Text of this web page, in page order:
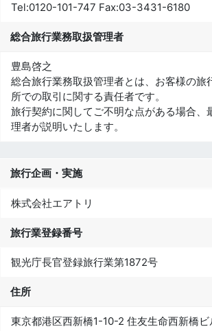
Tel:0120-101-747 Fax:03-3431-6180
総合旅行業務取扱管理者
豊島啓之
総合旅行業務取扱管理者とは、お客様の旅
所での取引に関する責任者です。
旅行契約に関してご不明な点がある場合、
理者が説明いたします。
旅行企画・実施
株式会社エアトリ
旅行業登録番号
観光庁長官登録旅行業第1872号
住所
東京都港区西新橋1-10-2 住友生命西新橋ビ